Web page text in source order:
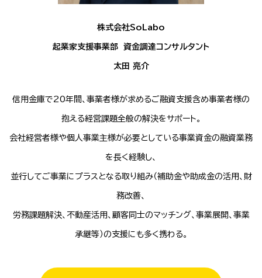
株式会社SoLabo
起業家支援事業部 資金調達コンサルタント
太田 亮介
信用金庫で20年間、事業者様が求めるご融資支援含め事業者様の
抱える経営課題全般の解決をサポート。
会社経営者様や個人事業主様が必要としている事業資金の融資業務
を長く経験し、
並行してご事業にプラスとなる取り組み（補助金や助成金の活用、財
務改善、
労務課題解決、不動産活用、顧客同士のマッチング、事業展開、事業
承継等）の支援にも多く携わる。